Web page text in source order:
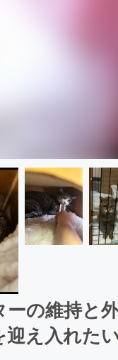
の維持と
迎え入れた